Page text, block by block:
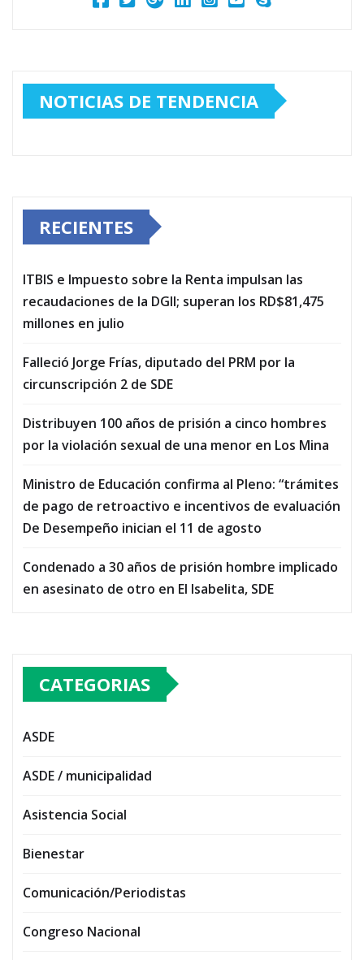
NOTICIAS DE TENDENCIA
RECIENTES
ITBIS e Impuesto sobre la Renta impulsan las
recaudaciones de la DGII; superan los RD$81,475
millones en julio
Falleció Jorge Frías, diputado del PRM por la
circunscripción 2 de SDE
Distribuyen 100 años de prisión a cinco hombres
por la violación sexual de una menor en Los Mina
Ministro de Educación confirma al Pleno: “trámites
de pago de retroactivo e incentivos de evaluación
De Desempeño inician el 11 de agosto
Condenado a 30 años de prisión hombre implicado
en asesinato de otro en El Isabelita, SDE
CATEGORIAS
ASDE
ASDE / municipalidad
Asistencia Social
Bienestar
Comunicación/Periodistas
Congreso Nacional